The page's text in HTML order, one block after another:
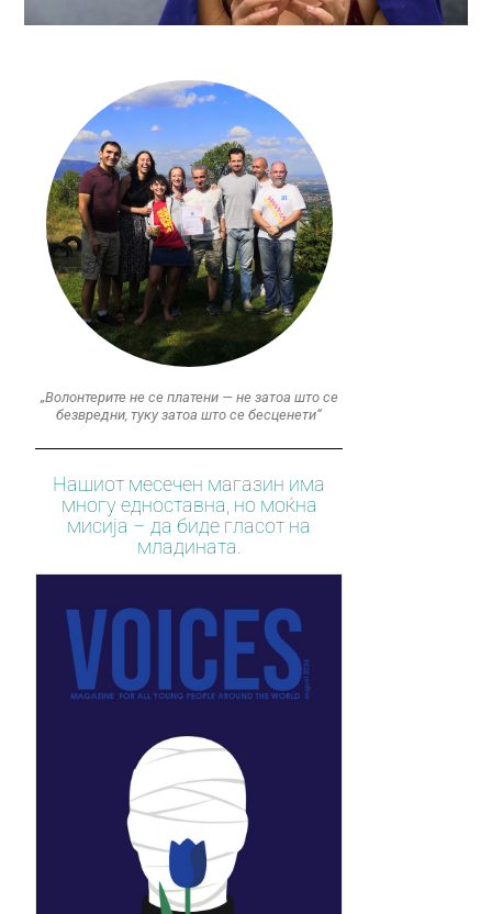
„Волонтерите не се платени — не затоа што се
безвредни, туку затоа што се бесценети“
Нашиот месечен магазин има
многу едноставна, но моќна
мисија – да биде гласот на
младината.